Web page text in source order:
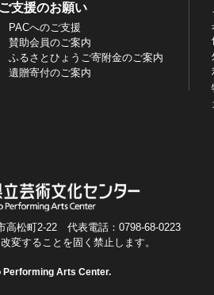
ご支援のお願い
PACへのご支援
賛助会員のご案内
ふるさとひょうご寄附金のご案内
遺贈寄付のご案内
高松町2-22 代表電話：0798-68-0223
変することを固く禁止します。
Performing Arts Center.